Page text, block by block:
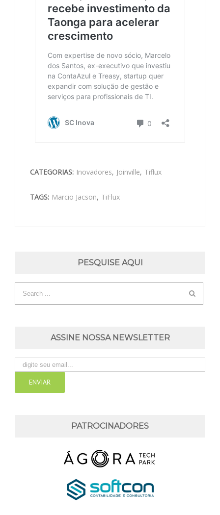
CATEGORIAS: Inovadores, Joinville, Tiflux
TAGS: Marcio Jacson, TiFlux
PESQUISE AQUI
ASSINE NOSSA NEWSLETTER
PATROCINADORES